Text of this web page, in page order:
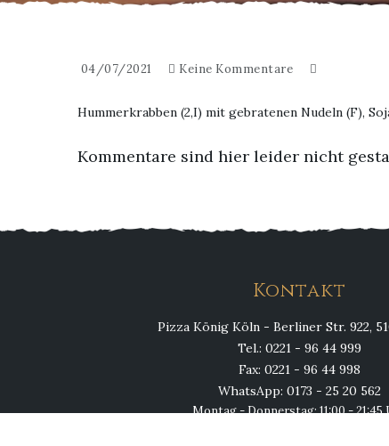
04/07/2021 Keine Kommentare
Hummerkrabben (2,I) mit gebratenen Nudeln (F),
Kommentare sind hier leider nicht
Kontakt
Pizza König Köln - Berliner Str. 922,
Tel.: 0221 - 96 44 999
Fax: 0221 - 96 44 998
WhatsApp: 0173 - 25 20 562
Montag - Donnerstag: 11:00 - 21:45